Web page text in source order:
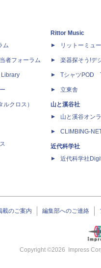
ム
者フォーラム
Library
ルクロス）
Rittor Music
リットーミュ
楽器探そう!デ
TシャツPOD
立東舎
山と溪谷社
山と溪谷オン
CLIMBING-
近代科学社
近代科学社
載のご案内 編集部へのご連絡
Copyright ©2026 Impress